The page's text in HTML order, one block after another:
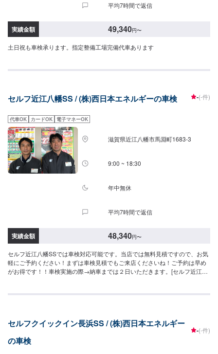
平均7時間で返信
実績金額 49,340円〜
土日祝も車検承ります。指定整備工場完備代車あります
セルフ近江八幡SS / (株)西日本エネルギーの車検 -(-件)
代車OK カードOK 電子マネーOK
滋賀県近江八幡市馬淵町1683-3
9:00 ~ 18:30
年中無休
平均7時間で返信
実績金額 48,340円〜
セルフ近江八幡SSでは車検対応可能です。当店では無料見積ですので、お気
軽にご予約ください！まずは車検見積でもご来店くださいね！ご予約は早め
がお得です！！車検実施の際→納車までは２日いただきます。[セルフ近江八
／L]引き※◇車検実施で最大15,000円相当の特典プレゼント！！◇[特典１]
４]次回車検まで使える<オイル交換1,000円ぽっきりクーポン>（２回分）※一
般価格よりの値引きとなります。≪車検価格≫-軽自動車-ー（タント,ルーク
スなど）車検基本料22,000円各種法定料金合計26,340円----------------------------
セルフクイックイン長浜SS / (株)西日本エネルギー
の車検
-(-件)